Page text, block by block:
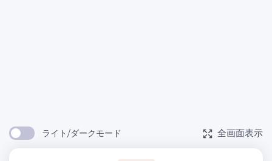
ライト/ダークモード 全画面表示